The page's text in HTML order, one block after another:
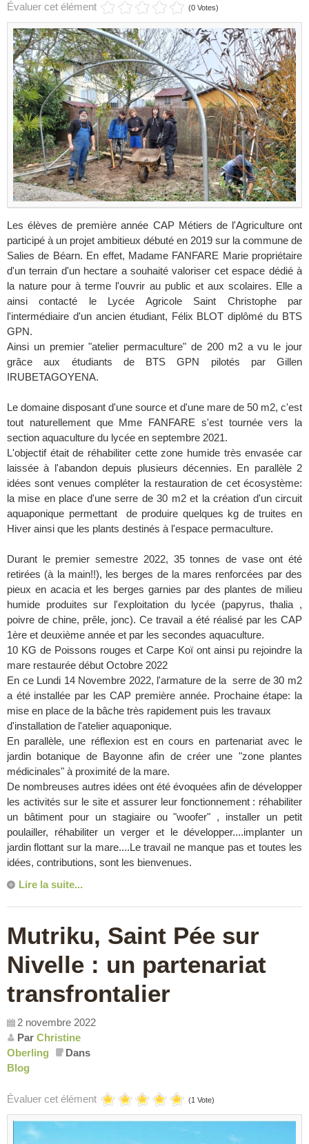
Évaluer cet élément (0 Votes)
Les élèves de première année CAP Métiers de l'Agriculture ont
participé à un projet ambitieux débuté en 2019 sur la commune de
Salies de Béarn. En effet, Madame FANFARE Marie propriétaire
d'un terrain d'un hectare a souhaité valoriser cet espace dédié à
la nature pour à terme l'ouvrir au public et aux scolaires. Elle a
ainsi contacté le Lycée Agricole Saint Christophe par
l'intermédiaire d'un ancien étudiant, Félix BLOT diplômé du BTS
GPN.
Ainsi un premier "atelier permaculture" de 200 m2 a vu le jour
grâce aux étudiants de BTS GPN pilotés par Gillen
IRUBETAGOYENA.
Le domaine disposant d'une source et d'une mare de 50 m2, c'est
tout naturellement que Mme FANFARE s'est tournée vers la
section aquaculture du lycée en septembre 2021.
L'objectif était de réhabiliter cette zone humide très envasée car
laissée à l'abandon depuis plusieurs décennies. En parallèle 2
idées sont venues compléter la restauration de cet écosystème:
la mise en place d'une serre de 30 m2 et la création d'un circuit
aquaponique permettant de produire quelques kg de truites en
Hiver ainsi que les plants destinés à l'espace permaculture.
Durant le premier semestre 2022, 35 tonnes de vase ont été
retirées (à la main!!), les berges de la mares renforcées par des
pieux en acacia et les berges garnies par des plantes de milieu
humide produites sur l'exploitation du lycée (papyrus, thalia ,
poivre de chine, prêle, jonc). Ce travail a été réalisé par les CAP
1ère et deuxième année et par les secondes aquaculture.
10 KG de Poissons rouges et Carpe Koï ont ainsi pu rejoindre la
mare restaurée début Octobre 2022
En ce Lundi 14 Novembre 2022, l'armature de la serre de 30 m2
a été installée par les CAP première année. Prochaine étape: la
mise en place de la bâche très rapidement puis les travaux
d'installation de l'atelier aquaponique.
En parallèle, une réflexion est en cours en partenariat avec le
jardin botanique de Bayonne afin de créer une "zone plantes
médicinales" à proximité de la mare.
De nombreuses autres idées ont été évoquées afin de développer
les activités sur le site et assurer leur fonctionnement : réhabiliter
un bâtiment pour un stagiaire ou "woofer" , installer un petit
poulailler, réhabiliter un verger et le développer....implanter un
jardin flottant sur la mare....Le travail ne manque pas et toutes les
idées, contributions, sont les bienvenues.
Lire la suite...
Mutriku, Saint Pée sur
Nivelle : un partenariat
transfrontalier
2 novembre 2022
Par Christine
Oberling
Dans
Blog
Évaluer cet élément (1 Vote)